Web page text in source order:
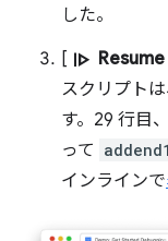
した。
[ resume
スクリプト
す。29 行目
って addend1
インラインで